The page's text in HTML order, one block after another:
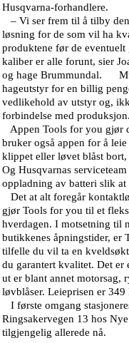
Husqvarna-forhandlere.
– Vi ser frem til å tilby
løsning for de som vil ha
produktene før de
kaliber er alle forunt, sier
og hage Brummundal.
hageutstyr for en billig
vedlikehold av utstyr og,
forbindelse med
Appen Tools for you gjør
bruker også appen for å
klippet eller løvet blåst bort,
Og Husqvarnas
oppladning av batteri slik
Det at alt foregår
gjør Tools for you til et
hverdagen. I motsetning til
butikkenes åpningstider, er
tilfelle du vil ta en
du garantert kvalitet. Det
ut er blant annet motorsag,
løvblåser. Leieprisen er
I første omgang
Ringsakervegen 13 hos
tilgjengelig allerede nå.